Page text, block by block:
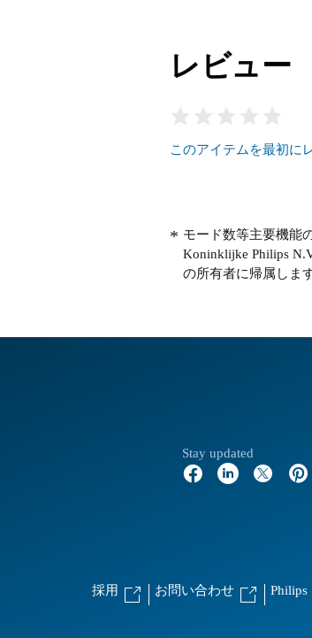
レビュー
このアイテムを最初に
モード数等主要機能
Koninklijke Philips
の所有者に帰属しま
Stay updated
採用 お問い合わせ Philips